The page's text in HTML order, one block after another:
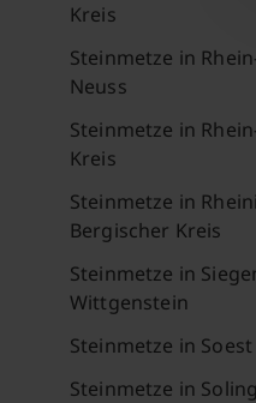
Kreis
Steinmetze in
Neuss
Steinmetze in
Kreis
Steinmetze in
Bergischer Kreis
Steinmetze in
Wittgenstein
Steinmetze in Soest
Steinmetze in